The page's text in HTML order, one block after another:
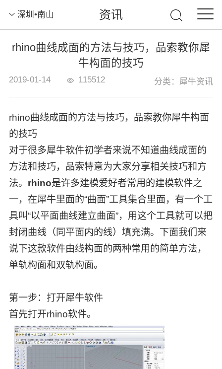
深圳•南山 资讯
rhino曲线成面的方法与技巧，品索教你犀
牛构面的技巧
2019-01-14 115512 分类：犀牛资讯
rhino曲线成面的方法与技巧，品索教你犀牛构面
的技巧
对于很多犀牛软件初学者来说不知道曲线成面的
方法和技巧，品索特意为大家分享相关技巧和方
法。 rhino是许多建模爱好者常用的建模软件之
一，在犀牛里面的“曲面”工具集合里面，有一个工
具叫“以平面曲线建立曲面”，用这个工具就可以把
封闭曲线（同平面内的线）填充满。下面我们来
说下这款软件由线构面的两种常用的简单方法，
单轨构面和双轨构面。
第一步：打开犀牛软件
首先打开rhino软件。